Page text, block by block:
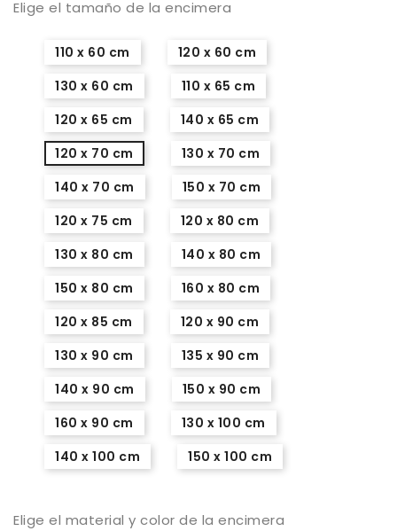
Elige el tamaño de la encimera
110 x 60 cm
120 x 60 cm
130 x 60 cm
110 x 65 cm
120 x 65 cm
140 x 65 cm
120 x 70 cm
130 x 70 cm
140 x 70 cm
150 x 70 cm
120 x 75 cm
120 x 80 cm
130 x 80 cm
140 x 80 cm
150 x 80 cm
160 x 80 cm
120 x 85 cm
120 x 90 cm
130 x 90 cm
135 x 90 cm
140 x 90 cm
150 x 90 cm
160 x 90 cm
130 x 100 cm
140 x 100 cm
150 x 100 cm
Elige el material y color de la encimera